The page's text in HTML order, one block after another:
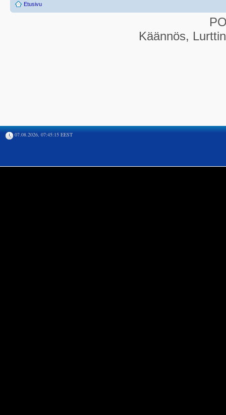
Etusivu
Käännös,
07.08.2026, 07:45:15 EEST